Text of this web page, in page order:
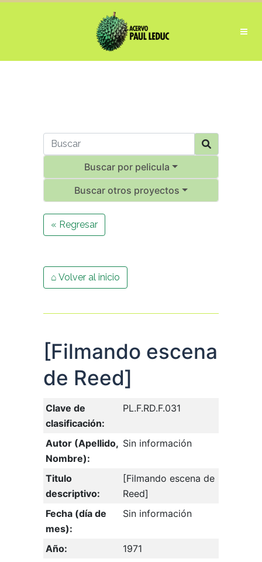
Buscar por pelicula
Buscar otros proyectos
« Regresar
⌂ Volver al inicio
[Filmando escena
de Reed]
Clave de
clasificación:
PL.F.RD.F.031
Autor (Apellido,
Nombre):
Sin información
Titulo
descriptivo:
[Filmando escena de
Reed]
Fecha (día de
mes):
Sin información
Año:
1971